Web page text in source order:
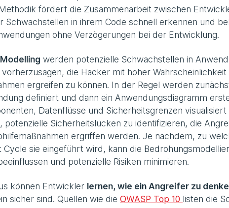
fördert die Zusammenarbeit zwischen
Schwachstellen in ihrem Code schnell erkennen und
ohne Verzögerungen bei der Entwicklung.
werden potenzielle Schwachstellen in
die Hacker mit hoher
ergreifen zu können. In der Regel werden
definiert und dann ein Anwendungsdiagramm
Datenflüsse und Sicherheitsgrenzen
potenzielle Sicherheitslücken zu identifizieren, die
ergriffen werden. Je nachdem, zu
Cycle sie eingeführt wird, kann die
und potenzielle Risiken minimieren.
können Entwickler lernen, wie ein Angreifer zu
sicher sind. Quellen wie die OWASP Top 10 listen die